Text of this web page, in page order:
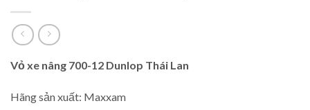
Vỏ xe nâng 700-12 Dunlop Thái Lan
Hãng sản xuất: Maxxam